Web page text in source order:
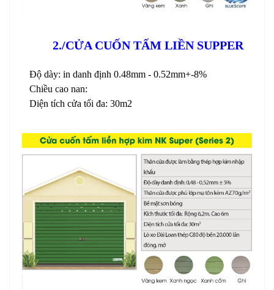
2./CỬA CUỐN TẤM LIỀN SUPPER
Độ dày: in danh định 0.48mm - 0.52mm+-8%
Chiều cao nan:
Diện tích cửa tối đa: 30m2